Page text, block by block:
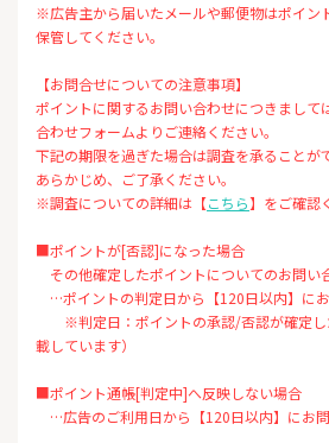
※広告主から届いたメールや郵便物はポイン
保管してください。
【お問合せについての注意事項】
ポイントに関するお問い合わせにつきまして
合わせフォームよりご連絡ください。
下記の期限を過ぎた場合は調査を承ることが
あらかじめ、ご了承ください。
※調査についての詳細は【こちら】をご確認
■ポイントが[否認]になった場合
その他確定したポイントについてのお問い
…ポイントの判定日から【120日以内】にお
※判定日：ポイントの承認/否認が確定し
載しています）
■ポイント通帳[判定中]へ反映しない場合
…広告のご利用日から【120日以内】にお問